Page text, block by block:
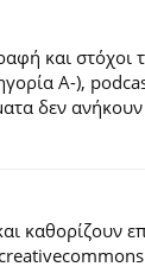
και στόχοι
Α-),
δεν
καθορίζουν